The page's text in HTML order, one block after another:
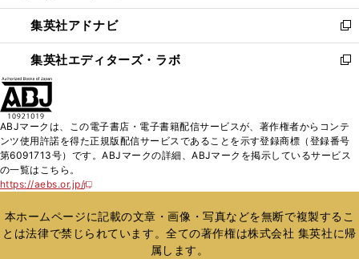
開
く
ウ
で
開
く
ン
ド
ウ
で
ウ
ィ
ン
ド
く
集英社アドナビ
新
し
い
ド
ウ
で
集英社エディターズ・ラボ
新
ィ
ン
ド
開
く
ABJマークは、この電子書店・電子書籍配信サービスが、著作権者からコンテ
ンツ使用許諾を得た正規版配信サービスであることを示す登録商標（登録番号
第6091713号）です。ABJマークの詳細、ABJマークを掲示しているサービス
の一覧はこちら。
https://aebs.or.jp/
新
い
ウ
ィ
本ホームページに記載の文章・画像・写真などを無断で複製するこ
とは法律で禁じられています。全ての著作権は株式会社 集英社に帰
属します。